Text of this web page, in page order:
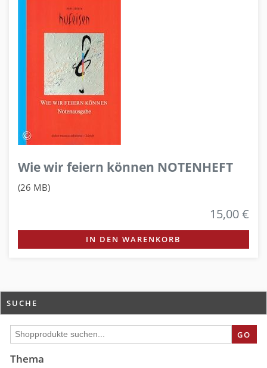
Wie wir feiern können NOTENHEFT
(26 MB)
15,00 €
IN DEN WARENKORB
SUCHE
GO
Thema